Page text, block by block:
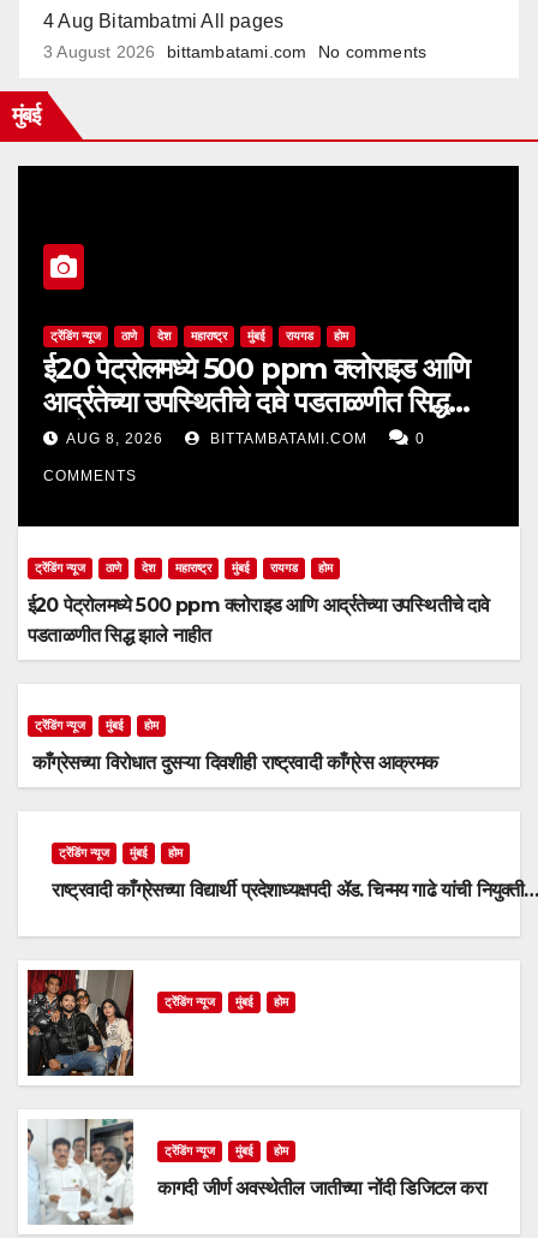
4 Aug Bitambatmi All pages
3 August 2026 bittambatami.com No comments
मुंबई
ट्रेंडिंग न्यूज ठाणे देश महाराष्ट्र मुंबई रायगड होम
ई20 पेट्रोलमध्ये 500 ppm क्लोराइड आणि
आर्द्रतेच्या उपस्थितीचे दावे पडताळणीत सिद्ध
झाले नाहीत
AUG 8, 2026 BITTAMBATAMI.COM 0
COMMENTS
ट्रेंडिंग न्यूज ठाणे देश महाराष्ट्र मुंबई रायगड होम
ई20 पेट्रोलमध्ये 500 ppm क्लोराइड आणि आर्द्रतेच्या उपस्थितीचे दावे
पडताळणीत सिद्ध झाले नाहीत
ट्रेंडिंग न्यूज मुंबई होम
काँग्रेसच्या विरोधात दुसऱ्या दिवशीही राष्ट्रवादी काँग्रेस आक्रमक
ट्रेंडिंग न्यूज मुंबई होम
राष्ट्रवादी काँग्रेसच्या विद्यार्थी प्रदेशाध्यक्षपदी ॲड. चिन्मय गाढे यांची नियुक्ती…
ट्रेंडिंग न्यूज मुंबई होम
ट्रेंडिंग न्यूज मुंबई होम
कागदी जीर्ण अवस्थेतील जातीच्या नोंदी डिजिटल करा